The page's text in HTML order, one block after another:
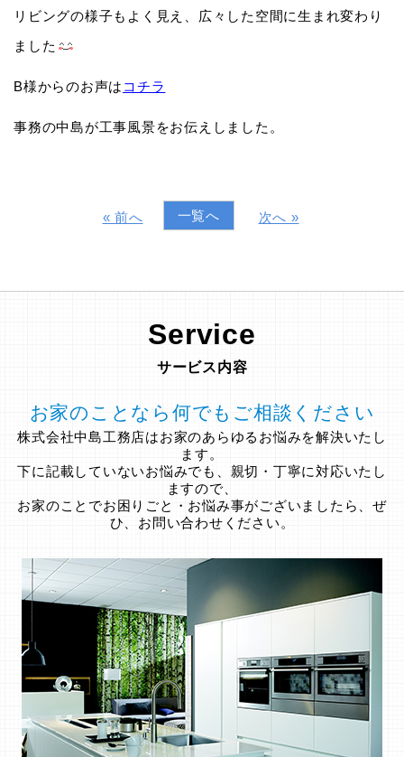
リビングの様子もよく見え、広々した空間に生まれ変わり
ました
B様からのお声は コチラ
事務の中島が工事風景をお伝えしました。
« 前へ 一覧へ 次へ »
Service
サービス内容
お家のことなら何でもご相談ください
株式会社中島工務店はお家のあらゆるお悩みを解決いたし
ます。
下に記載していないお悩みでも、親切・丁寧に対応いたし
ますので、
お家のことでお困りごと・お悩み事がございましたら、ぜ
ひ、お問い合わせください。